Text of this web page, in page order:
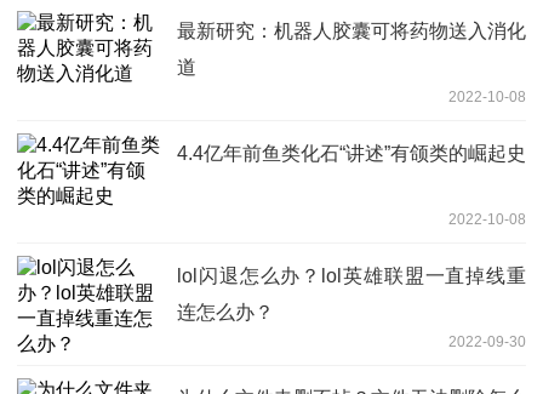
最新研究：机器人胶囊可将药物送入消化
道
2022-10-08
4.4亿年前鱼类化石“讲述”有颌类的崛起史
2022-10-08
lol闪退怎么办？lol英雄联盟一直掉线重
连怎么办？
2022-09-30